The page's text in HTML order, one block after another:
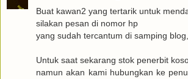
Buat kawan2 yang tertarik untuk
silakan pesan di nomor hp
yang sudah tercantum di samping
Untuk saat sekarang stok penerbit
namun akan kami hubungkan ke